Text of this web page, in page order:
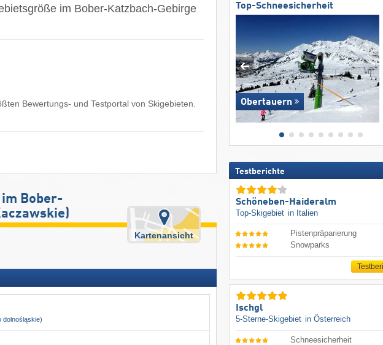
im Bober-Katzbach-Gebirge
Bewertungs- und Testportal von Skigebieten.
Bober-
Kartenansicht
dolnośląskie)
Top-Schneesicherheit
Obertauern
Testberichte
Schöneben-Haideralm
Top-Skigebiet in Italien
Pistenpräparierung
Snowparks
Ischgl
5-Sterne-Skigebiet in Österreich
Schneesicherheit